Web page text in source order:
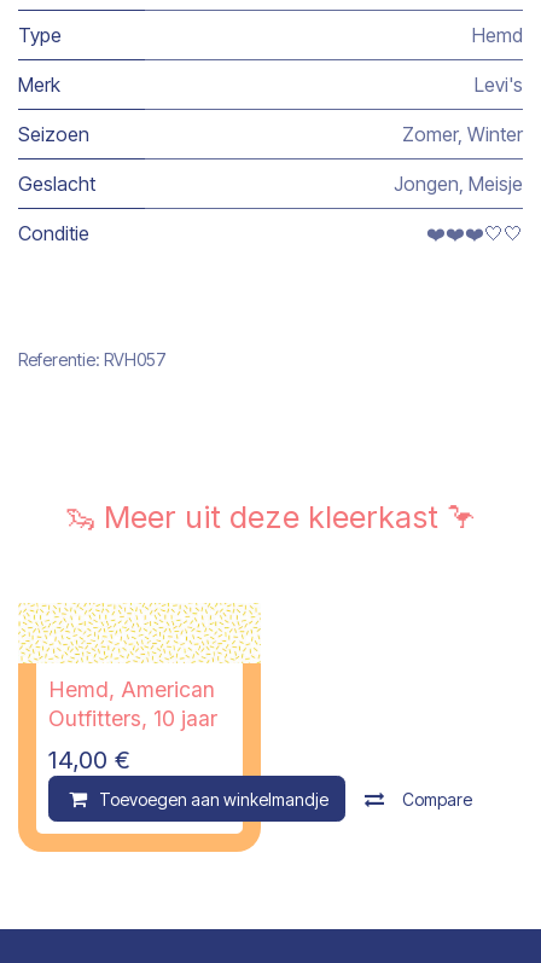
Type Hemd
Merk Levi's
Seizoen Zomer, Winter
Geslacht Jongen, Meisje
Conditie ❤️❤️❤️🤍🤍
Referentie: RVH057
🦦 Meer uit deze kleerkast 🦩
Hemd, American
Outfitters, 10 jaar
14,00 €
Toevoegen aan winkelmandje Compare